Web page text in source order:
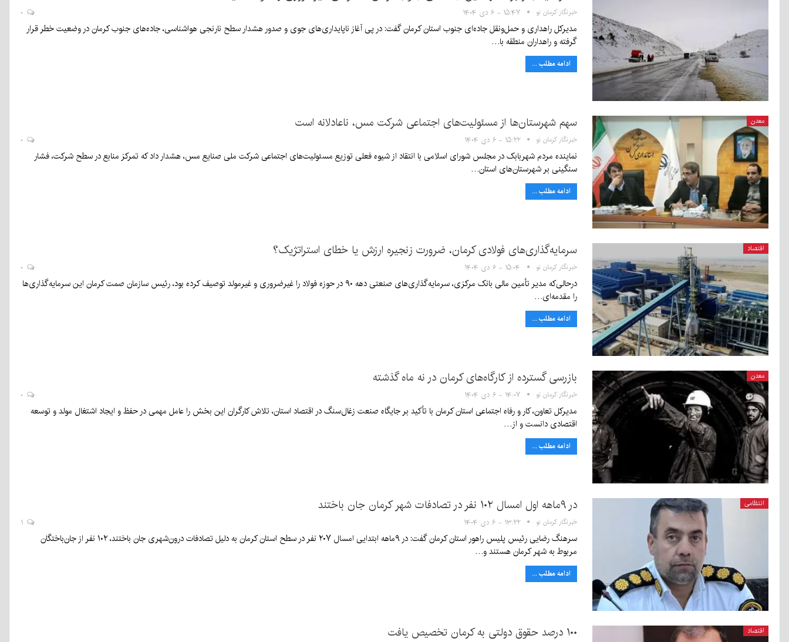
خبرنگار کرمان نو ۱۵:۴۷ - ۶ دی ۱۴۰۴
مدیرکل راهداری و حمل‌ونقل جاده‌ای جنوب استان کرمان گفت: در پی آغاز ناپایداری‌های جوی و صدور هشدار سطح نارنجی هواشناسی، جاده‌های جنوب کرمان در وضعیت خطر قرار
گرفته و راهداران منطقه با…
ادامه مطلب ...
معدن سهم شهرستان‌ها از مسئولیت‌های اجتماعی شرکت مس، ناعادلانه است
خبرنگار کرمان نو ۱۵:۲۲ - ۶ دی ۱۴۰۴
نماینده مردم شهربابک در مجلس شورای اسلامی با انتقاد از شیوه فعلی توزیع مسئولیت‌های اجتماعی شرکت ملی صنایع مس، هشدار داد که تمرکز منابع در سطح شرکت، فشار
سنگینی بر شهرستان‌های استان…
ادامه مطلب ...
اقتصاد سرمایه‌گذاری‌های فولادی کرمان، ضرورت زنجیره ارزش یا خطای استراتژیک؟
خبرنگار کرمان نو ۱۵:۰۴ - ۶ دی ۱۴۰۴
درحالی‌که مدیر تأمین مالی بانک مرکزی، سرمایه‌گذاری‌های صنعتی دهه ۹۰ در حوزه فولاد را غیرضروری و غیرمولد توصیف کرده بود، رئیس سازمان صمت کرمان این سرمایه‌گذاری‌ها
را مقدمه‌ای…
ادامه مطلب ...
معدن بازرسی گسترده از کارگاه‌های کرمان در نه ماه گذشته
خبرنگار کرمان نو ۱۴:۰۷ - ۶ دی ۱۴۰۴
مدیرکل تعاون، کار و رفاه اجتماعی استان کرمان با تأکید بر جایگاه صنعت زغال‌سنگ در اقتصاد استان، تلاش کارگران این بخش را عامل مهمی در حفظ و ایجاد اشتغال مولد و توسعه
اقتصادی دانست و از…
ادامه مطلب ...
انتظامی در ۹ماهه اول امسال ۱۰۲ نفر در تصادفات شهر کرمان جان باختند
خبرنگار کرمان نو ۱۳:۲۲ - ۶ دی ۱۴۰۴
سرهنگ رضایی رئیس پلیس راهور استان کرمان گفت: در ۹ماهه ابتدایی امسال ۲۰۷ نفر در سطح استان کرمان به دلیل تصادفات درون‌شهری جان باختند، ۱۰۲ نفر از جان‌باختگان
مربوط به شهر کرمان هستند و…
ادامه مطلب ...
اقتصاد ۱۰۰ درصد حقوق دولتی به کرمان تخصیص یافت